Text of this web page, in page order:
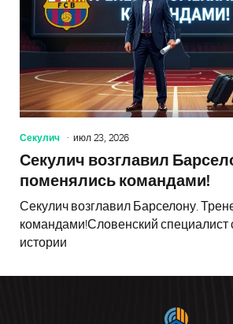
Секулич июл 23, 2026
Секулич возглавил
поменялись командами!
Секулич возглавил Барселону.
командами!Словенский специалист
истории